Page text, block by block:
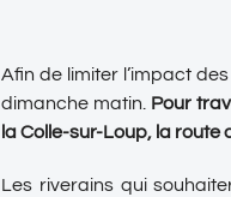
Afin de limiter l’impact
dimanche matin. Pour
la Colle-sur-Loup, la
Les riverains qui